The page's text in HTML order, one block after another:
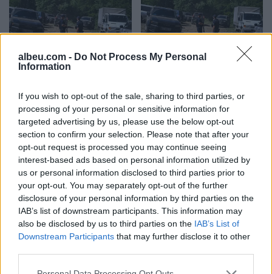
albeu.com - Do Not Process My Personal
Information
If you wish to opt-out of the sale, sharing to third parties, or
processing of your personal or sensitive information for
targeted advertising by us, please use the below opt-out
section to confirm your selection. Please note that after your
opt-out request is processed you may continue seeing
interest-based ads based on personal information utilized by
us or personal information disclosed to third parties prior to
your opt-out. You may separately opt-out of the further
disclosure of your personal information by third parties on the
IAB’s list of downstream participants. This information may
also be disclosed by us to third parties on the IAB’s List of
Downstream Participants that may further disclose it to other
Varrezat masive
përgjegjësit ende nuk janë
përballur me drejtësinë
Mbetjet mortore në Zubin
drejtësi dhe trysni mbi
Serbinë
Sinani: LDK-ja nuk
bashkëqeveris me Kurtin
pa një marrëveshje të
plotë
Imeri pas takimit
Zelensky–Vuçiq:
Presidenti ukrainas iu
afrua “hijes së Putinit” në
Ballkan